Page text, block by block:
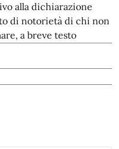
alla dichiarazione
di notorietà di chi non
a breve testo